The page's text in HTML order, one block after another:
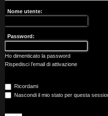
g
o
m
e
t
Nome utente:
Password:
Ho dimenticato la password
Rispedisci l’email di attivazione
Ricordami
Nascondi il mio stato per questa